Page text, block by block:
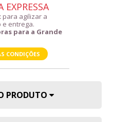
EXPRESSA
para agilizar a
e entrega.
para a Grande
CONDIÇÕES
PRODUTO